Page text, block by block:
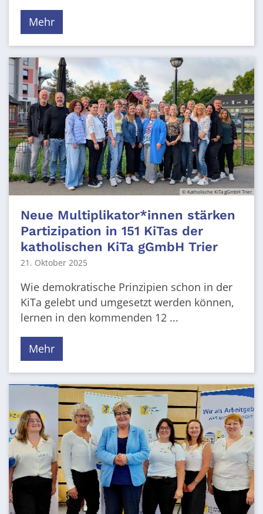
Mehr
© Katholische KiTa gGmbH Trier
Neue Multiplikator*innen stärken
Partizipation in 151 KiTas der
katholischen KiTa gGmbH Trier
21. Oktober 2025
Wie demokratische Prinzipien schon in der
KiTa gelebt und umgesetzt werden können,
lernen in den kommenden 12 ...
Mehr